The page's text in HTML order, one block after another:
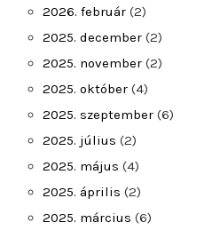
2026. február (2)
2025. december (2)
2025. november (2)
2025. október (4)
2025. szeptember (6)
2025. július (2)
2025. május (4)
2025. április (2)
2025. március (6)